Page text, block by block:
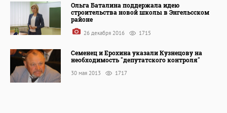
Ольга Баталина поддержала идею
строительства новой школы в Энгельсском
районе
26 декабря 2016 1715
Семенец и Ерохина указали Кузнецову на
необходимость "депутатского контроля"
30 мая 2013 1717